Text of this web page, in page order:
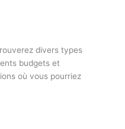
divers types
budgets et
où vous pourriez